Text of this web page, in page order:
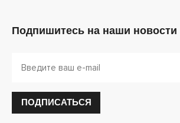
Подпишитесь на наши новости
ПОДПИСАТЬСЯ